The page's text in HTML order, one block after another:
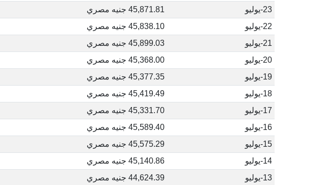
23-يوليو
45,871.81 جنيه مصري
22-يوليو
45,838.10 جنيه مصري
21-يوليو
45,899.03 جنيه مصري
20-يوليو
45,368.00 جنيه مصري
19-يوليو
45,377.35 جنيه مصري
18-يوليو
45,419.49 جنيه مصري
17-يوليو
45,331.70 جنيه مصري
16-يوليو
45,589.40 جنيه مصري
15-يوليو
45,575.29 جنيه مصري
14-يوليو
45,140.86 جنيه مصري
13-يوليو
44,624.39 جنيه مصري